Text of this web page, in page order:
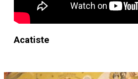
Acatiste